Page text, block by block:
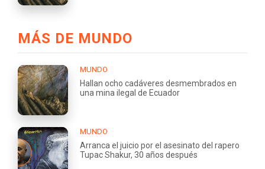
MÁS DE MUNDO
MUNDO
Hallan ocho cadáveres desmembrados en
una mina ilegal de Ecuador
MUNDO
Arranca el juicio por el asesinato del rapero
Tupac Shakur, 30 años después